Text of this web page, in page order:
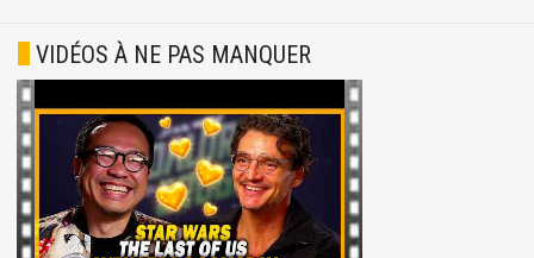
VIDÉOS À NE PAS MANQUER